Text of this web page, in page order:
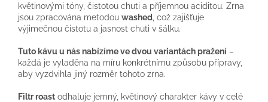
květinovými tóny, čistotou chuti a příjemnou aciditou. Zrna
jsou zpracována metodou washed , což zajišťuje
výjimečnou čistotu a jasnost chuti v šálku.
Tuto kávu u nás nabízíme ve dvou variantách pražení –
každá je vyladěna na míru konkrétnímu způsobu přípravy,
aby vyzdvihla jiný rozměr tohoto zrna.
Filtr roast odhaluje jemný, květinový charakter kávy v celé